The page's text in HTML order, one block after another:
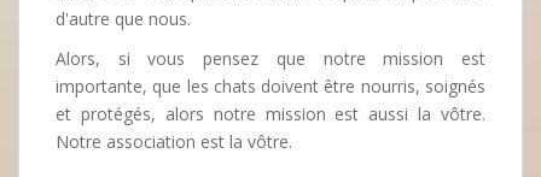
d'autre que nous.
Alors, si vous pensez que notre mission est
importante, que les chats doivent être nourris, soignés
et protégés, alors notre mission est aussi la vôtre.
Notre association est la vôtre.